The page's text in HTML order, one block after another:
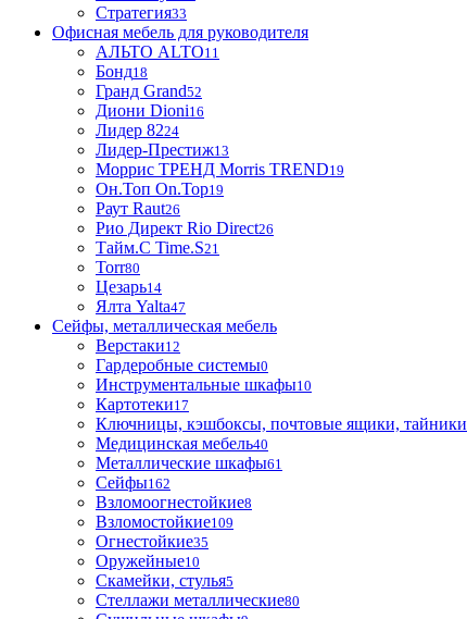
Стратегия33
Офисная мебель для руководителя
АЛЬТО ALTO11
Бонд18
Гранд Grand52
Диони Dioni16
Лидер 8224
Лидер-Престиж13
Моррис ТРЕНД Morris TREND19
Он.Топ On.Top19
Раут Raut26
Рио Директ Rio Direct26
Тайм.С Time.S21
Torr80
Цезарь14
Ялта Yalta47
Сейфы, металлическая мебель
Верстаки12
Гардеробные системы0
Инструментальные шкафы10
Картотеки17
Ключницы, кэшбоксы, почтовые ящики, тайники
Медицинская мебель40
Металлические шкафы61
Сейфы162
Взломоогнестойкие8
Взломостойкие109
Огнестойкие35
Оружейные10
Скамейки, стулья5
Стеллажи металлические80